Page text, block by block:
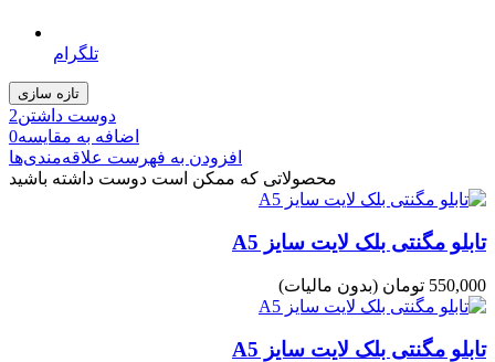
تلگرام
دوست داشتن2
اضافه به مقایسه0
افزودن به فهرست علاقه‌مندی‌ها
محصولاتی که ممکن است دوست داشته باشید
تابلو مگنتی بلک لایت سایز A5
550,000 تومان (بدون مالیات)
تابلو مگنتی بلک لایت سایز A5